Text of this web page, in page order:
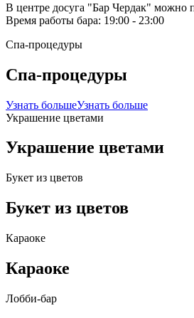
В центре досуга "Бар Чердак" можно
Время работы бара: 19:00 - 23:00
Спа-процедуры
Спа-процедуры
Узнать большеУзнать больше
Украшение цветами
Украшение цветами
Букет из цветов
Букет из цветов
Караоке
Караоке
Лобби-бар